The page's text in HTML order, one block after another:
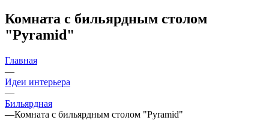
Комната с бильярдным столом
"Pyramid"
Главная
—
Идеи интерьера
—
Бильярдная
—Комната с бильярдным столом "Pyramid"